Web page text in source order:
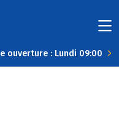
ouverture : Lundi 09:00